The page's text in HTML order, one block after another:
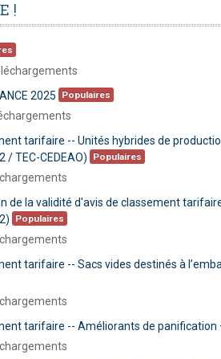
!
2025 Populaires
tarifaire -- Unités hybrides de
/ TEC-CEDEAO)
Populaires
de la validité d'avis de classement
Populaires
tarifaire -- Sacs vides destinés à
tarifaire -- Améliorants de panification